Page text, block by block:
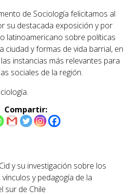
de Sociología felicitamos al
su destacada exposición y por
latinoamericano sobre políticas
ciudad y formas de vida barrial, en
instancias más relevantes para
sociales de la región.
Compartir:
y su investigación sobre los
y pedagogía de la
sur de Chile